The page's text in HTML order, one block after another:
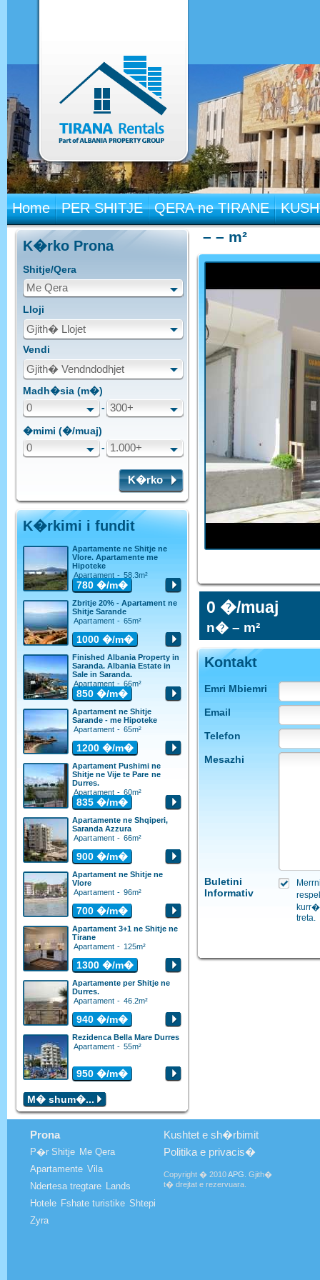
Home PER SHITJE QERA ne TIRANE
– – m²
0 �/muaj
n� – m²
Kontakt
Emri Mbiemri
Email
Telefon
Mesazhi
Buletini
Informativ
treta.
K�rko Prona
Shitje/Qera
Me Qera
Lloji
Gjith� Llojet
Vendi
Gjith� Vendndodhjet
Madh�sia (m�)
0 - 300+
�mimi (�/muaj)
0 - 1.000+
K�rko
K�rkimi i fundit
Apartamente ne Shitje ne
Vlore. Apartamente me
Hipoteke
Apartament - 58.3m²
780 �/m�
Zbritje 20% - Apartament ne
Shitje Sarande
Apartament - 65m²
1000 �/m�
Finished Albania Property in
Saranda. Albania Estate in
Sale in Saranda.
Apartament - 66m²
850 �/m�
Apartament ne Shitje
Sarande - me Hipoteke
Apartament - 65m²
1200 �/m�
Apartament Pushimi ne
Shitje ne Vije te Pare ne
Durres.
Apartament - 60m²
835 �/m�
Apartamente ne Shqiperi,
Saranda Azzura
Apartament - 66m²
900 �/m�
Apartament ne Shitje ne
Vlore
Apartament - 96m²
700 �/m�
Apartament 3+1 ne Shitje ne
Tirane
Apartament - 125m²
1300 �/m�
Apartamente per Shitje ne
Durres.
Apartament - 46.2m²
940 �/m�
Rezidenca Bella Mare Durres
Apartament - 55m²
950 �/m�
M� shum�...
Prona
P�r Shitje Me Qera
Apartamente Vila
Ndertesa tregtare Lands
Hotele Fshate turistike Shtepi
Zyra
Kushtet e sh�rbimit
Politika e privacis�
Copyright � 2010APG . Gjith�
t� drejtat e rezervuara.